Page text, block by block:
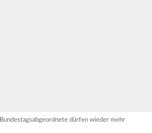
Bundestagsabgeordnete dürfen wieder mehr